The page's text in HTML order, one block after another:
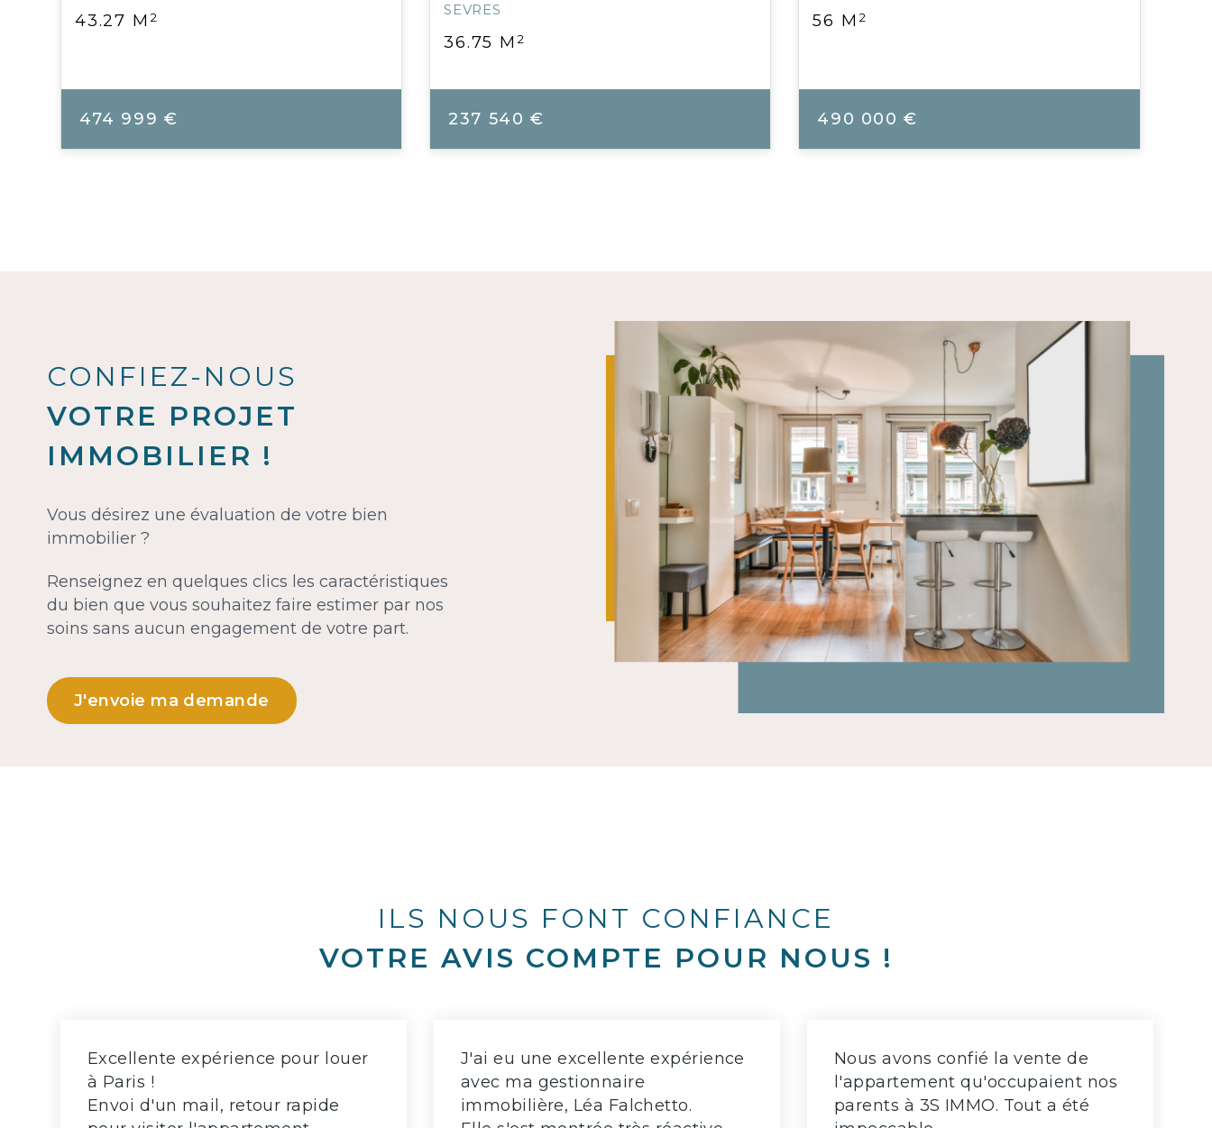
474 999 €
43.27 M 2 SEVRES
237 540 €
36.75 M 2
490 000 €
56 M 2
CONFIEZ-NOUS
VOTRE PROJET
IMMOBILIER !
Vous désirez une évaluation de votre bien
immobilier ?
Renseignez en quelques clics les caractéristiques
du bien que vous souhaitez faire estimer par nos
soins sans aucun engagement de votre part.
J'envoie ma demande
ILS NOUS FONT CONFIANCE
VOTRE AVIS COMPTE POUR NOUS !
Excellente expérience pour louer
à Paris !
Envoi d'un mail, retour rapide
J'ai eu une excellente expérience
avec ma gestionnaire
immobilière, Léa Falchetto.
Nous avons confié la vente de
l'appartement qu'occupaient nos
parents à 3S IMMO. Tout a été